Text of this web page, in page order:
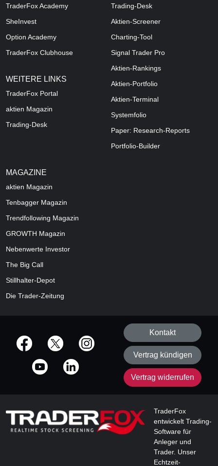
TraderFox Academy
SheInvest
Option Academy
TraderFox Clubhouse
WEITERE LINKS
TraderFox Portal
aktien Magazin
Trading-Desk
Trading-Desk
Aktien-Screener
Charting-Tool
Signal Trader Pro
Aktien-Rankings
Aktien-Portfolio
Aktien-Terminal
Systemfolio
Paper: Research-Reports
Portfolio-Builder
MAGAZINE
aktien Magazin
Tenbagger Magazin
Trendfollowing Magazin
GROWTH Magazin
Nebenwerte Investor
The Big Call
Stillhalter-Depot
Die Trader-Zeitung
offizielle Social Media-Accounts
Kontakt
Vertrag kündigen
Vertrag widerrufen
TraderFox
entwickelt Trading-
Software für
Anleger und
Trader. Unser
Echtzeit-